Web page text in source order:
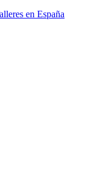
en España